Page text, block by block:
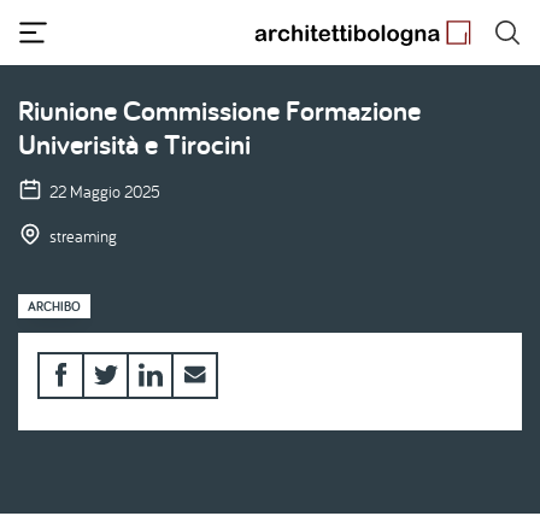
contenuto
principale
Riunione Commissione Formazione
Univerisità e Tirocini
22 Maggio 2025
streaming
ARCHIBO